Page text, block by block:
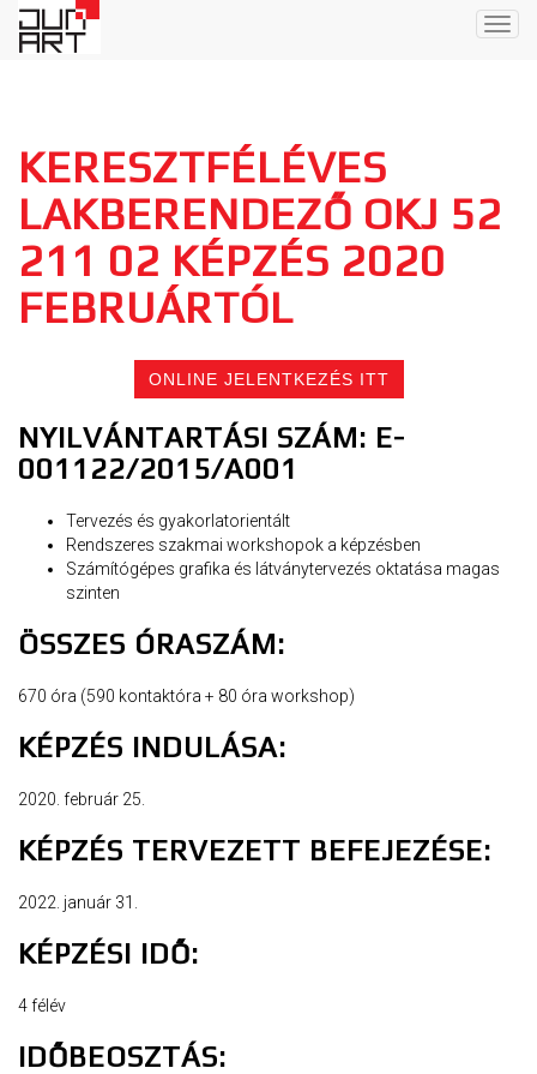
KERESZTFÉLÉVES
LAKBERENDEZŐ OKJ 52
211 02 KÉPZÉS 2020
FEBRUÁRTÓL
ONLINE JELENTKEZÉS ITT
NYILVÁNTARTÁSI SZÁM: E-
001122/2015/A001
Tervezés és gyakorlatorientált
Rendszeres szakmai workshopok a képzésben
Számítógépes grafika és látványtervezés oktatása magas
szinten
ÖSSZES ÓRASZÁM:
670 óra (590 kontaktóra + 80 óra workshop)
KÉPZÉS INDULÁSA:
2020. február 25.
KÉPZÉS TERVEZETT BEFEJEZÉSE:
2022. január 31.
KÉPZÉSI IDŐ:
4 félév
IDŐBEOSZTÁS: